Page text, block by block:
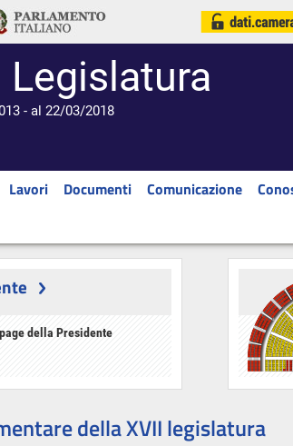
Legislatura
- al 22/03/2018
Lavori Documenti Comunicazione
della Presidente
della XVII legislatura